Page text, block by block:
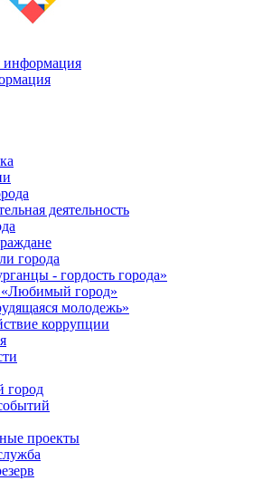
информация
деятельность
города
- гордость города»
город»
молодежь»
коррупции
город
проекты